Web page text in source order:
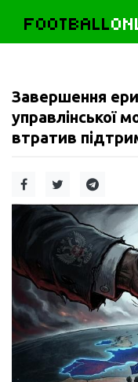
FOOTBALL
Завершення
управлінської
втратив